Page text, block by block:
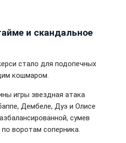
и скандальное
стало для подопечных
кошмаром.
игры звездная атака
Дембеле, Дуэ и Олисе
сумев
воротам соперника.